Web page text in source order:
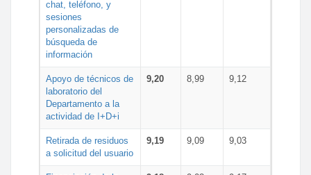
chat, teléfono, y
sesiones
personalizadas de
búsqueda de
información
Apoyo de técnicos de
laboratorio del
Departamento a la
actividad de I+D+i
9,20 8,99 9,12
Retirada de residuos
a solicitud del usuario
9,19 9,09 9,03